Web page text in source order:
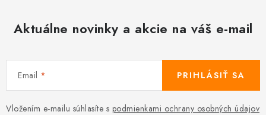
Aktuálne novinky a akcie na váš e-mail
Email
Vložením e-mailu súhlasíte s podmienkami ochrany osobných údajov
PRIHLÁSIŤ SA